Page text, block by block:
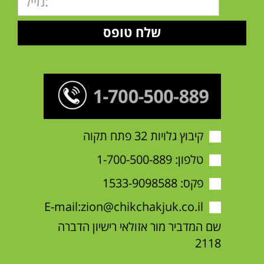
קיבוץ גלויות 32 פתח תקוה
טלפון:1-700-500-889
פקס: 1533-9098588
E-mail:zion@chikchakjuk.co.il
שם המדביר מור אזולאי רישיון הדברה
2118